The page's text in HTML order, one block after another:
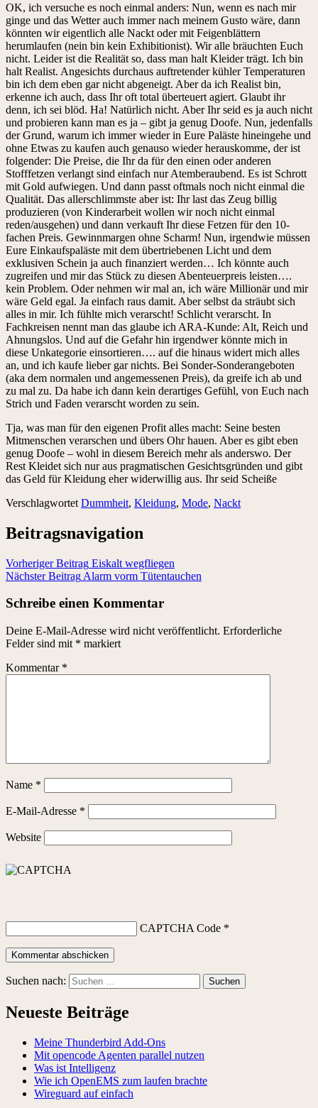
OK, ich versuche es noch einmal anders: Nun, wenn es nach mir
ginge und das Wetter auch immer nach meinem Gusto wäre, dann
könnten wir eigentlich alle Nackt oder mit Feigenblättern
herumlaufen (nein bin kein Exhibitionist). Wir alle bräuchten Euch
nicht. Leider ist die Realität so, dass man halt Kleider trägt. Ich bin
halt Realist. Angesichts durchaus auftretender kühler Temperaturen
bin ich dem eben gar nicht abgeneigt. Aber da ich Realist bin,
erkenne ich auch, dass Ihr oft total überteuert agiert. Glaubt ihr
denn, ich sei blöd. Ha! Natürlich nicht. Aber Ihr seid es ja auch nicht
und probieren kann man es ja – gibt ja genug Doofe. Nun, jedenfalls
der Grund, warum ich immer wieder in Eure Paläste hineingehe und
ohne Etwas zu kaufen auch genauso wieder herauskomme, der ist
folgender: Die Preise, die Ihr da für den einen oder anderen
Stofffetzen verlangt sind einfach nur Atemberaubend. Es ist Schrott
mit Gold aufwiegen. Und dann passt oftmals noch nicht einmal die
Qualität. Das allerschlimmste aber ist: Ihr last das Zeug billig
produzieren (von Kinderarbeit wollen wir noch nicht einmal
reden/ausgehen) und dann verkauft Ihr diese Fetzen für den 10-
fachen Preis. Gewinnmargen ohne Scharm! Nun, irgendwie müssen
Eure Einkaufspaläste mit dem übertriebenen Licht und dem
exklusiven Schein ja auch finanziert werden… Ich könnte auch
zugreifen und mir das Stück zu diesen Abenteuerpreis leisten….
kein Problem. Oder nehmen wir mal an, ich wäre Millionär und mir
wäre Geld egal. Ja einfach raus damit. Aber selbst da sträubt sich
alles in mir. Ich fühlte mich verarscht! Schlicht verarscht. In
Fachkreisen nennt man das glaube ich ARA-Kunde: Alt, Reich und
Ahnungslos. Und auf die Gefahr hin irgendwer könnte mich in
diese Unkategorie einsortieren…. auf die hinaus widert mich alles
an, und ich kaufe lieber gar nichts. Bei Sonder-Sonderangeboten
(aka dem normalen und angemessenen Preis), da greife ich ab und
zu mal zu. Da habe ich dann kein derartiges Gefühl, von Euch nach
Strich und Faden verarscht worden zu sein.
Tja, was man für den eigenen Profit alles macht: Seine besten
Mitmenschen verarschen und übers Ohr hauen. Aber es gibt eben
genug Doofe – wohl in diesem Bereich mehr als anderswo. Der
Rest Kleidet sich nur aus pragmatischen Gesichtsgründen und gibt
das Geld für Kleidung eher widerwillig aus. Ihr seid Scheiße
Verschlagwortet Dummheit, Kleidung, Mode, Nackt
Beitragsnavigation
Vorheriger Beitrag Eiskalt wegfliegen
Nächster Beitrag Alarm vorm Tütentauchen
Schreibe einen Kommentar
Deine E-Mail-Adresse wird nicht veröffentlicht. Erforderliche
Felder sind mit * markiert
Kommentar *
Name *
E-Mail-Adresse *
Website
CAPTCHA Code *
Suchen nach:
Neueste Beiträge
Meine Thunderbird Add-Ons
Mit opencode Agenten parallel nutzen
Was ist Intelligenz
Wie ich OpenEMS zum laufen brachte
Wireguard auf einfach